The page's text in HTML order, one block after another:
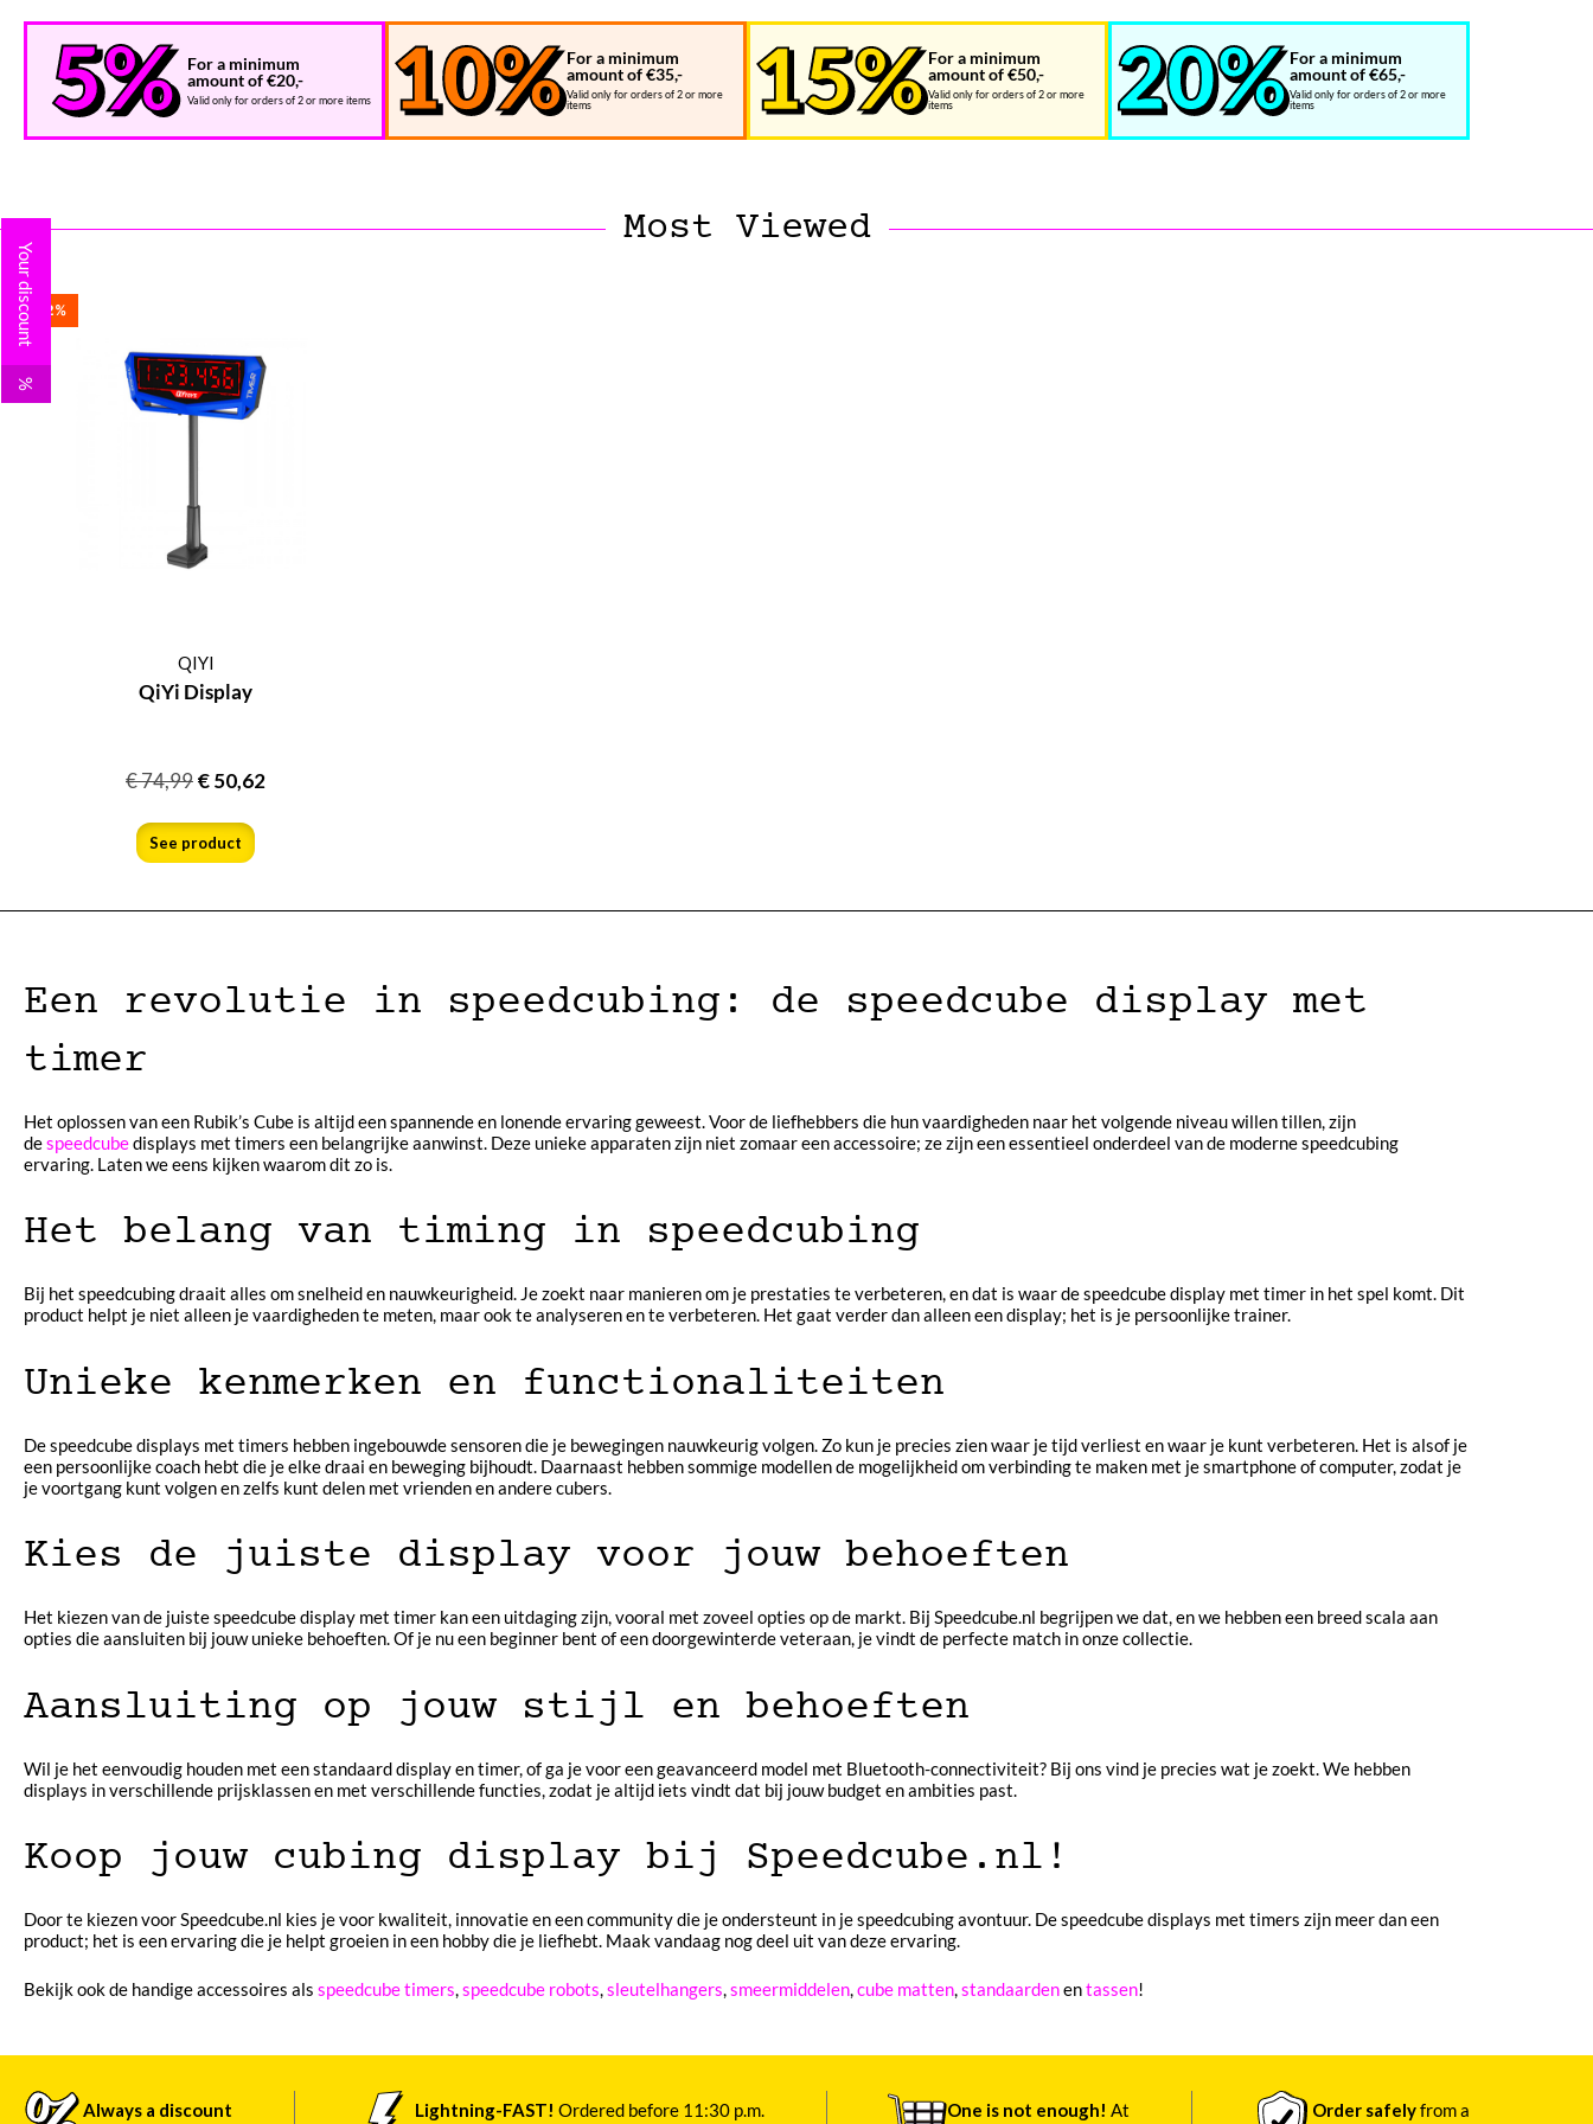
For a minimum
amount of €20,-
Valid only for orders of 2 or more items
For a minimum
amount of €35,-
Valid only for orders of 2 or more
items
For a minimum
amount of €50,-
Valid only for orders of 2 or more
items
For a minimum
amount of €65,-
Valid only for orders of 2 or more
items
Most Viewed
32%
QIYI
QiYi Display
€74,99€50,62
See product
Een revolutie in speedcubing: de speedcube display met
timer
Het oplossen van een Rubik’s Cube is altijd een spannende en lonende ervaring geweest. Voor de liefhebbers die hun vaardigheden naar het volgende niveau willen tillen, zijn
despeedcubedisplays met timers een belangrijke aanwinst. Deze unieke apparaten zijn niet zomaar een accessoire; ze zijn een essentieel onderdeel van de moderne speedcubing
ervaring. Laten we eens kijken waarom dit zo is.
Het belang van timing in speedcubing
Bij het speedcubing draait alles om snelheid en nauwkeurigheid. Je zoekt naar manieren om je prestaties te verbeteren, en dat is waar de speedcube display met timer in het spel komt. Dit
product helpt je niet alleen je vaardigheden te meten, maar ook te analyseren en te verbeteren. Het gaat verder dan alleen een display; het is je persoonlijke trainer.
Unieke kenmerken en functionaliteiten
De speedcube displays met timers hebben ingebouwde sensoren die je bewegingen nauwkeurig volgen. Zo kun je precies zien waar je tijd verliest en waar je kunt verbeteren. Het is alsof je
een persoonlijke coach hebt die je elke draai en beweging bijhoudt. Daarnaast hebben sommige modellen de mogelijkheid om verbinding te maken met je smartphone of computer, zodat je
je voortgang kunt volgen en zelfs kunt delen met vrienden en andere cubers.
Kies de juiste display voor jouw behoeften
Het kiezen van de juiste speedcube display met timer kan een uitdaging zijn, vooral met zoveel opties op de markt. Bij Speedcube.nl begrijpen we dat, en we hebben een breed scala aan
opties die aansluiten bij jouw unieke behoeften. Of je nu een beginner bent of een doorgewinterde veteraan, je vindt de perfecte match in onze collectie.
Aansluiting op jouw stijl en behoeften
Wil je het eenvoudig houden met een standaard display en timer, of ga je voor een geavanceerd model met Bluetooth-connectiviteit? Bij ons vind je precies wat je zoekt. We hebben
displays in verschillende prijsklassen en met verschillende functies, zodat je altijd iets vindt dat bij jouw budget en ambities past.
Koop jouw cubing display bij Speedcube.nl!
Door te kiezen voor Speedcube.nl kies je voor kwaliteit, innovatie en een community die je ondersteunt in je speedcubing avontuur. De speedcube displays met timers zijn meer dan een
product; het is een ervaring die je helpt groeien in een hobby die je liefhebt. Maak vandaag nog deel uit van deze ervaring.
Bekijk ook de handige accessoires als speedcube timers,speedcube robots,sleutelhangers,smeermiddelen,cube matten,standaardenentassen!
Always a discount
Lightning-FAST! Ordered before 11:30 p.m.
One is not enough! At
Order safelyfrom a
Your discount
%